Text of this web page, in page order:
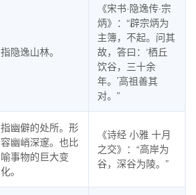
指隐逸山林。
《宋书·隐逸传·宗
炳》：“辟宗炳为
主簿，不起。问其
故，答曰：‘栖丘
饮谷，三十余
年。’高祖善其
对。”
指幽僻的处所。形
容幽峭深邃。也比
喻事物的巨大变
化。
《诗经 小雅 十月
之交》：“高岸为
谷，深谷为陵。”